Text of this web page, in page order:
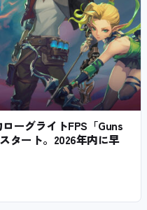
ーグライトFPS「Guns
タート。2026年内に早